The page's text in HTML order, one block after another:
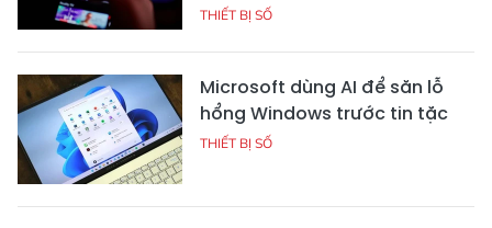
THIẾT BỊ SỐ
Microsoft dùng AI để săn lỗ
hổng Windows trước tin tặc
THIẾT BỊ SỐ